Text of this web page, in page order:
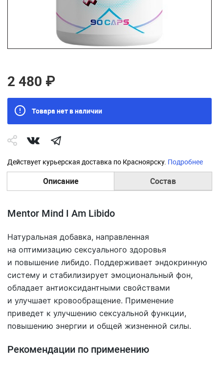
2 480 ₽
Товара нет в наличии
Действует курьерская доставка по Красноярску. Подробнее
Описание Состав
Mentor Mind I Am Libido
Натуральная добавка, направленная
на оптимизацию сексуального здоровья
и повышение либидо. Поддерживает эндокринную
систему и стабилизирует эмоциональный фон,
обладает антиоксидантными свойствами
и улучшает кровообращение. Применение
приведет к улучшению сексуальной функции,
повышению энергии и общей жизненной силы.
Рекомендации по применению